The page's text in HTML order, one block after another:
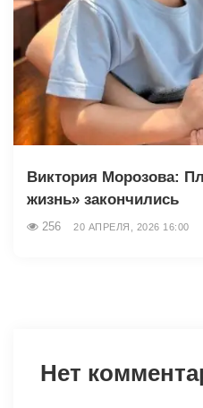
Виктория Морозова:
жизнь» закончились
256 20 АПРЕЛЯ, 2026 16:00
Нет